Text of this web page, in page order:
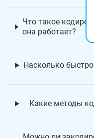
Что такое
она работает?
Насколько быстро
Какие методы